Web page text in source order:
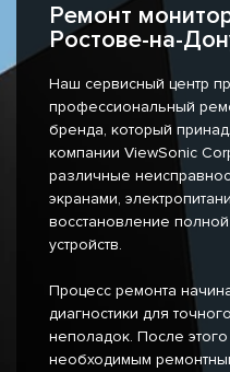
Ремонт
Ростове-на-
Наш сервисный центр
профессиональный
бренда, который
компании ViewSonic
различные
экранами,
восстановление
устройств.
Процесс ремонта
диагностики для
неполадок. После
необходимым